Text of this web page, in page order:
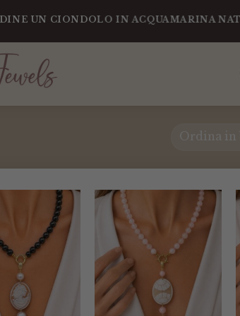
UN CIONDOLO IN ACQUAMARINA